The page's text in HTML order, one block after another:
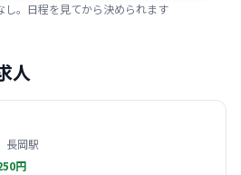
し。日程を見てから決められます
人
長岡駅
円